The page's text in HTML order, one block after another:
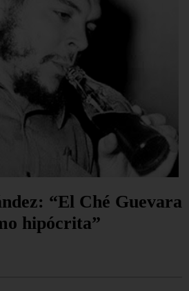
“El Ché Guevara
hipócrita”